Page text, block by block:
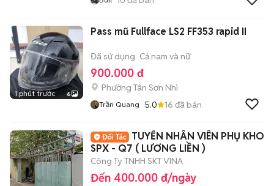
1 phút trước 6
Pass mũ Fullface LS2 FF353 rapid II
Đã sử dụng Cả nam và nữ
900.000 đ
Phường Tân Sơn Nhì
Trần Quang 5.0 16 đã bán
TUYỂN NHÂN VIÊN PHỤ KHO
SPX - Q7 ( LƯƠNG LIỀN )
Công Ty TNHH SKT VINA
Đến 400.000 đ/ngày